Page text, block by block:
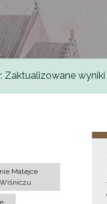
Zaktualizowane
Matejce